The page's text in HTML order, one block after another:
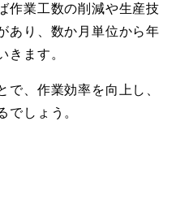
作業工数の削減や生産技
あり、数か月単位から年
きます。
で、作業効率を向上し、
でしょう。